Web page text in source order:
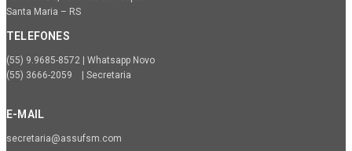
Santa Maria – RS
TELEFONES
(55) 9.9685-8572 | Whatsapp Novo
(55) 3666-2059 | Secretaria
E-MAIL
secretaria@assufsm.com